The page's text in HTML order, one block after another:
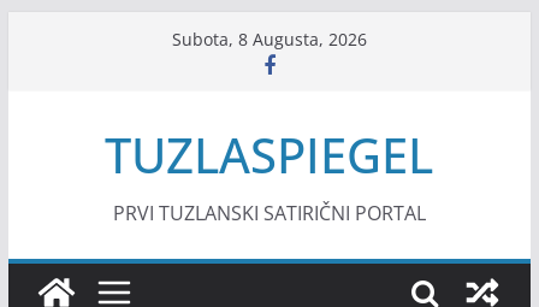
Subota, 8 Augusta, 2026
TUZLASPIEGEL
PRVI TUZLANSKI SATIRIČNI PORTAL